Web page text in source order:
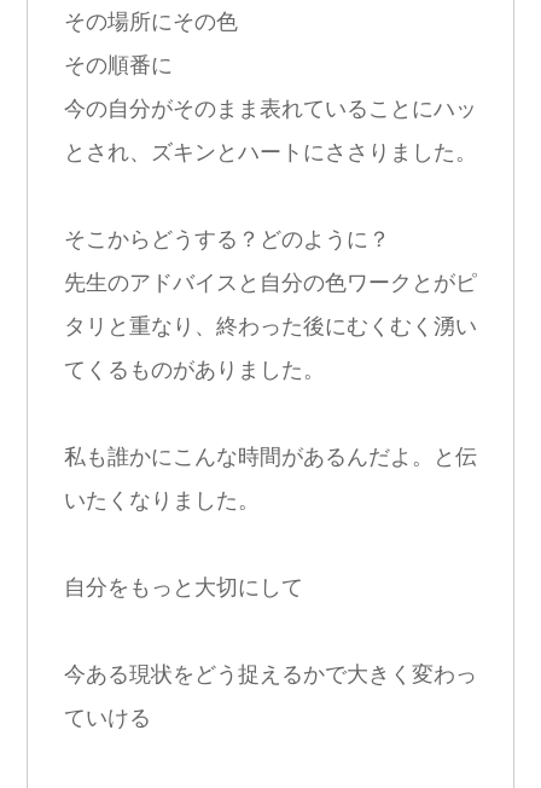
その場所にその色
その順番に
今の自分がそのまま表れていることにハッ
とされ、ズキンとハートにささりました。
そこからどうする？どのように？
先生のアドバイスと自分の色ワークとがピ
タリと重なり、終わった後にむくむく湧い
てくるものがありました。
私も誰かにこんな時間があるんだよ。と伝
いたくなりました。
自分をもっと大切にして
今ある現状をどう捉えるかで大きく変わっ
ていける